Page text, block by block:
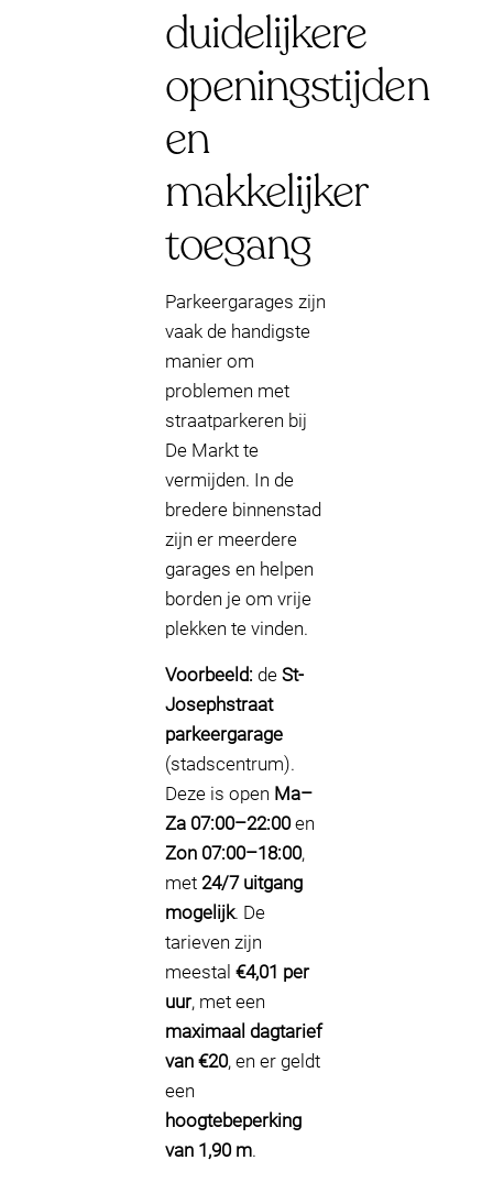
duidelijkere
openingstijden
en
makkelijker
toegang
Parkeergarages zijn
vaak de handigste
manier om
problemen met
straatparkeren bij
De Markt te
vermijden. In de
bredere binnenstad
zijn er meerdere
garages en helpen
borden je om vrije
plekken te vinden.
Voorbeeld: de St-
Josephstraat
parkeergarage
(stadscentrum).
Deze is open Ma–
Za 07:00–22:00en
Zon 07:00–18:00,
met 24/7 uitgang
mogelijk. De
tarieven zijn
meestal €4,01 per
uur, met een
maximaal dagtarief
van €20, en er geldt
een
hoogtebeperking
van 1,90 m.